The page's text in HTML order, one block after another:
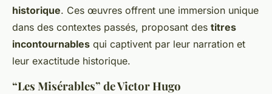
historique. Ces œuvres offrent une immersion unique
dans des contextes passés, proposant des titres
incontournables qui captivent par leur narration et
leur exactitude historique.
“Les Misérables” de Victor Hugo